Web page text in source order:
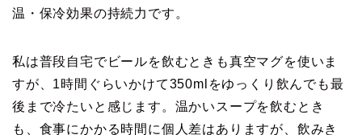
温・保冷効果の持続力です。
私は普段自宅でビールを飲むときも真空マグを使いま
すが、1時間ぐらいかけて350mlをゆっくり飲んでも最
後まで冷たいと感じます。温かいスープを飲むとき
も、食事にかかる時間に個人差はありますが、飲みき